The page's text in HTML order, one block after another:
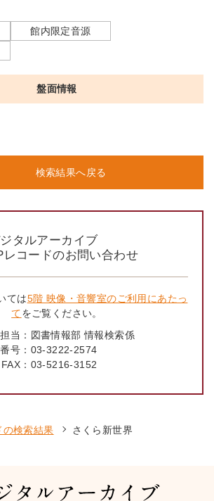
盤面情報
館内限定音源
検索結果へ戻る
タルアーカイブ
レコードのお問い合わせ
ては5階 映像・音響室のご利用にあたっ
てをご覧ください。
担当： 図書情報部 情報検索係
号： 03-3222-2574
FAX： 03-5216-3152
の検索結果 さくら新世界